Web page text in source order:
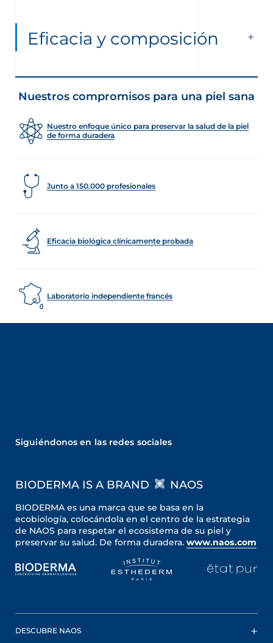
Eficacia y composición
Nuestros compromisos para una piel sana
Nuestro enfoque único para preservar la salud de la piel
de forma duradera
Junto a 150.000 profesionales
Eficacia biológica clínicamente probada
Laboratorio independiente francés
Siguiéndonos en las redes sociales
BIODERMA IS A BRAND NAOS
BIODERMA es una marca que se basa en la
ecobiología, colocándola en el centro de la estrategia
de NAOS para respetar el ecosistema de su piel y
preservar su salud. De forma duradera. www.naos.com
DESCUBRE NAOS